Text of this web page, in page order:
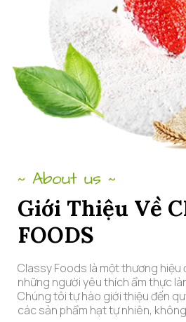
~ About us ~
Giới Thiệu Về
FOODS
Classy Foods là một thương hiệu
những người yêu thích ẩm thực
Chúng tôi tự hào giới thiệu đến
các sản phẩm hạt tự nhiên,